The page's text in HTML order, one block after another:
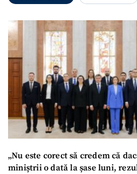
„Nu este corect să credem că
miniștrii o dată la șase luni,